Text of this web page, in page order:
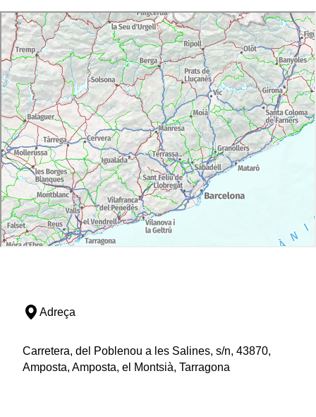
Adreça
Carretera, del Poblenou a les Salines, s/n, 43870,
Amposta, Amposta, el Montsià, Tarragona